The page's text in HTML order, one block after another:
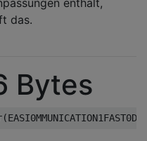
enthält,
das.
Bytes
(